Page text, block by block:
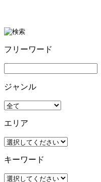
フリーワード
ジャンル
エリア
キーワード